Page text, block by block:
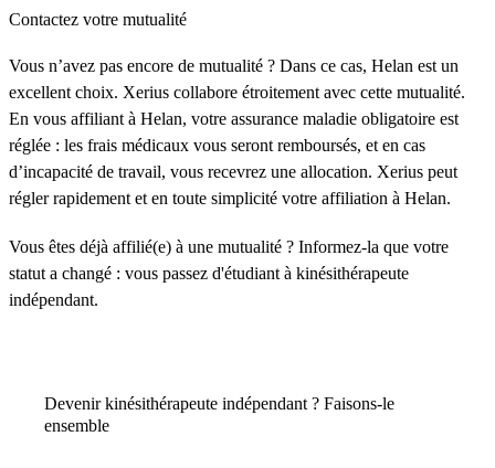
Contactez votre mutualité
Vous n’avez pas encore de mutualité ? Dans ce cas, Helan est un
excellent choix. Xerius collabore étroitement avec cette mutualité.
En vous affiliant à Helan, votre assurance maladie obligatoire est
réglée : les frais médicaux vous seront remboursés, et en cas
d’incapacité de travail, vous recevrez une allocation. Xerius peut
régler rapidement et en toute simplicité votre affiliation à Helan.
Vous êtes déjà affilié(e) à une mutualité ? Informez-la que votre
statut a changé : vous passez d'étudiant à kinésithérapeute
indépendant.
Devenir kinésithérapeute indépendant ? Faisons-le
ensemble